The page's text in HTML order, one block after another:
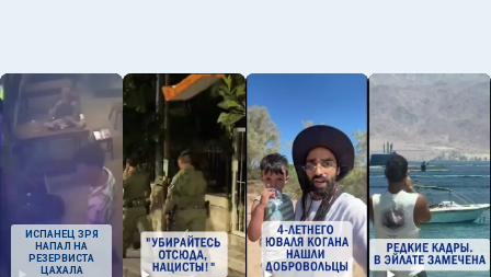
ИСПАНЕЦ ЗРЯ
НАПАЛ НА
РЕЗЕРВИСТА
ЦАХАЛА